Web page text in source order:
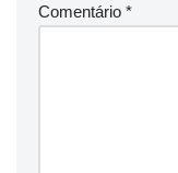
Comentário *